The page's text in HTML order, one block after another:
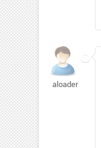
aloaders